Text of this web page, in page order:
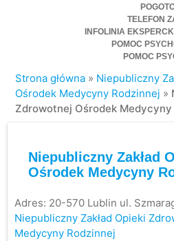
TELEFON
INFOLINIA
POMOC
POMOC
Strona główna » Niepubliczny
Ośrodek Medycyny Rodzinnej »
Zdrowotnej Ośrodek Medycyny
Niepubliczny Zakład
Ośrodek Medycyny
Adres: 20-570 Lublin ul.
Niepubliczny Zakład Opieki
Medycyny Rodzinnej